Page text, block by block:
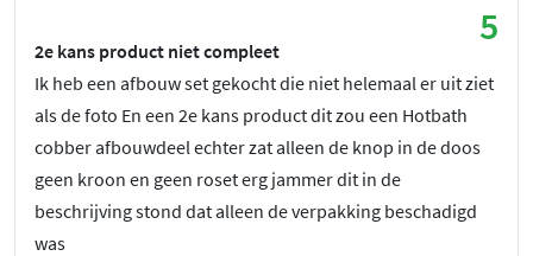
5
2e kans product niet compleet
Ik heb een afbouw set gekocht die niet helemaal er uit ziet
als de foto En een 2e kans product dit zou een Hotbath
cobber afbouwdeel echter zat alleen de knop in de doos
geen kroon en geen roset erg jammer dit in de
beschrijving stond dat alleen de verpakking beschadigd
was